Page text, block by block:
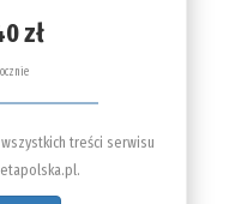
zł
treści serwisu